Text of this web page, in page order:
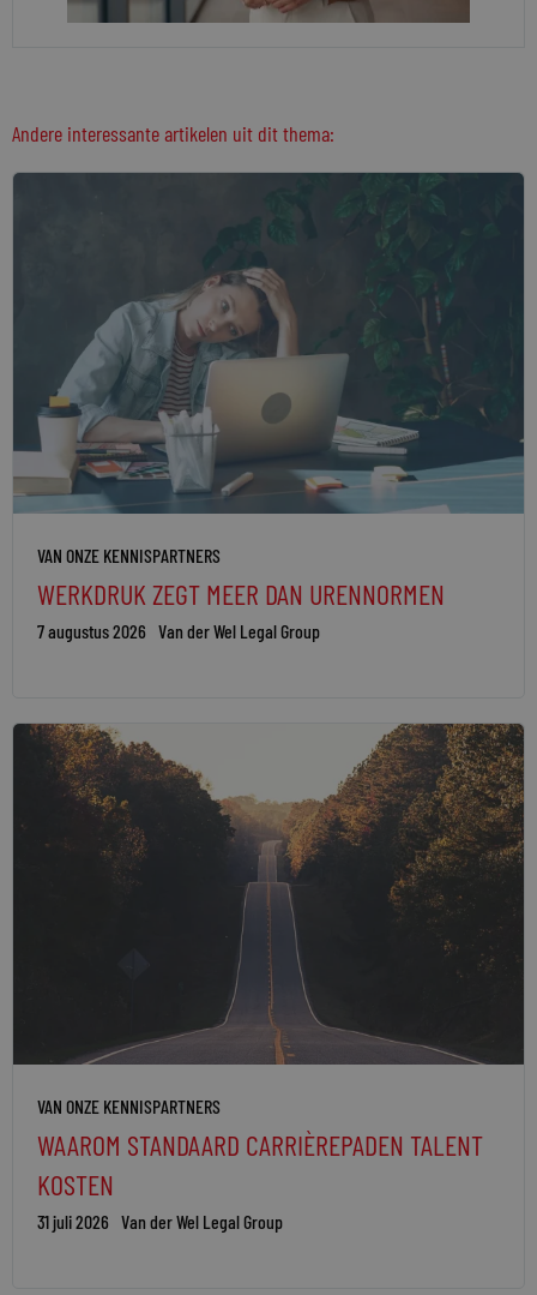
Andere interessante artikelen uit dit thema:
VAN ONZE KENNISPARTNERS
WERKDRUK ZEGT MEER DAN URENNORMEN
7 augustus 2026 Van der Wel Legal Group
VAN ONZE KENNISPARTNERS
WAAROM STANDAARD CARRIÈREPADEN TALENT
KOSTEN
31 juli 2026 Van der Wel Legal Group